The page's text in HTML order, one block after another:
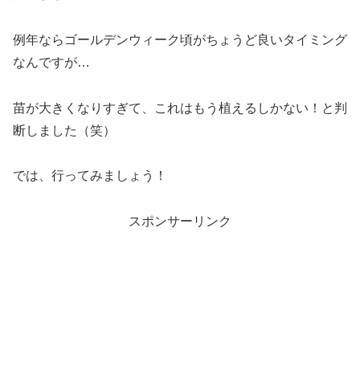
例年ならゴールデンウィーク頃がちょうど良いタイミング
なんですが…
苗が大きくなりすぎて、これはもう植えるしかない！と判
断しました（笑）
では、行ってみましょう！
スポンサーリンク